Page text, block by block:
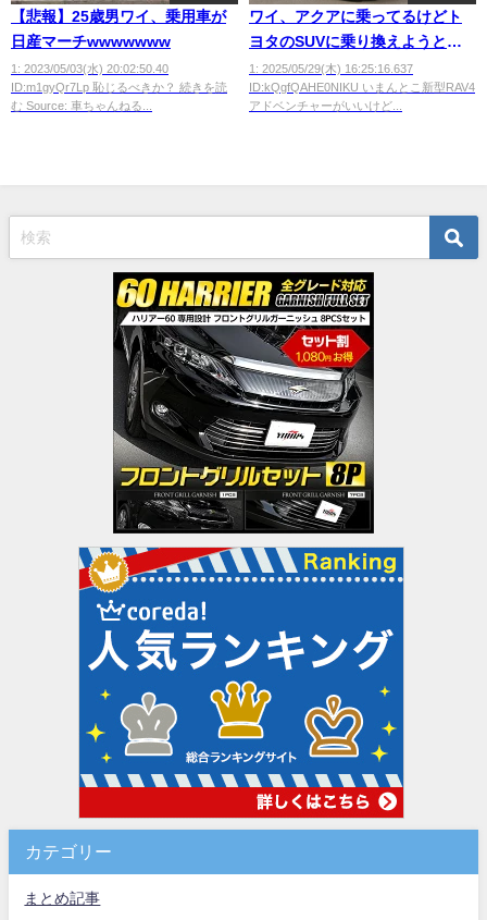
【悲報】25歳男ワイ、乗用車が
日産マーチwwwwwww
1: 2023/05/03(水) 20:02:50.40
ID:m1gyQr7Lp 恥じるべきか？ 続きを読
む Source: 車ちゃんねる...
ワイ、アクアに乗ってるけどト
ヨタのSUVに乗り換えようとし
た結果ｗｗｗｗ
1: 2025/05/29(木) 16:25:16.637
ID:kQgfQAHE0NIKU いまんとこ新型RAV4
アドベンチャーがいいけど...
カテゴリー
まとめ記事